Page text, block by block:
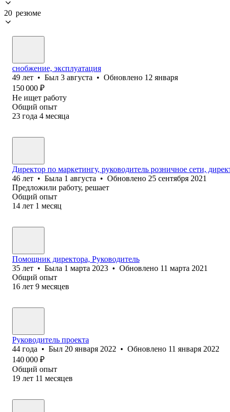
20 резюме
снобжение, эксплуатация
49 лет • Был 3 августа • Обновлено 12 января
150 000 ₽
Не ищет работу
Общий опыт
23 года 4 месяца
Директор по маркетингу, руководитель розничное сети,
46 лет • Была 1 августа • Обновлено 25 сентября 2021
Предложили работу, решает
Общий опыт
14 лет 1 месяц
Помощник директора, Руководитель
35 лет • Была 1 марта 2023 • Обновлено 11 марта 2021
Общий опыт
16 лет 9 месяцев
Руководитель проекта
44 года • Был 20 января 2022 • Обновлено 11 января 2022
140 000 ₽
Общий опыт
19 лет 11 месяцев